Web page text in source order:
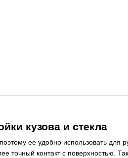
кузова и стекла
ее удобно использовать
точный контакт с поверхностью.